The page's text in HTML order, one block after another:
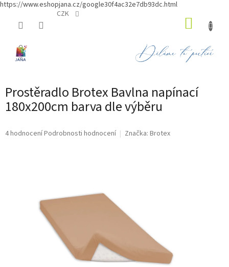
https://www.eshopjana.cz/google30f4ac32e7db93dc.html
CZK
Prostěradlo Brotex Bavlna napínací
180x200cm barva dle výběru
Průměrné
4 hodnoceníPodrobnosti hodnocení Značka: Brotex